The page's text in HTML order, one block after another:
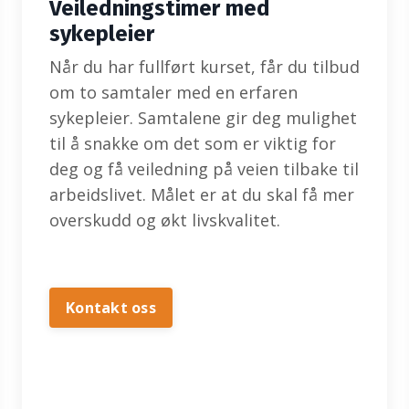
Veiledningstimer med
sykepleier
Når du har fullført kurset, får du tilbud
om to samtaler med en erfaren
sykepleier. Samtalene gir deg mulighet
til å snakke om det som er viktig for
deg og få veiledning på veien tilbake til
arbeidslivet. Målet er at du skal få mer
overskudd og økt livskvalitet.
Kontakt oss